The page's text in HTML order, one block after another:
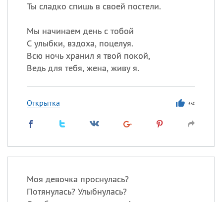
Ты сладко спишь в своей постели.
Мы начинаем день с тобой
С улыбки, вздоха, поцелуя.
Всю ночь хранил я твой покой,
Ведь для тебя, жена, живу я.
Открытка 330
Моя девочка проснулась?
Потянулась? Улыбнулась?